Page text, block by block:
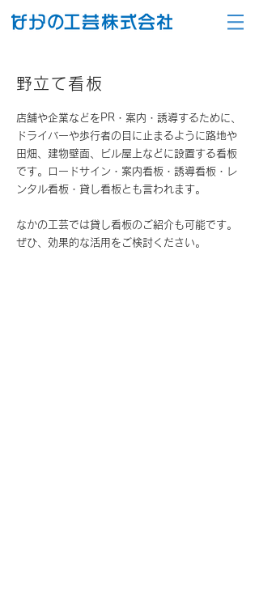
野立て看板
店舗や企業などをPR・案内・誘導するために、
ドライバーや歩行者の目に止まるように路地や
田畑、建物壁面、ビル屋上などに設置する看板
です。ロードサイン・案内看板・誘導看板・レ
ンタル看板・貸し看板とも言われます。
なかの工芸では貸し看板のご紹介も可能です。
ぜひ、効果的な活用をご検討ください。